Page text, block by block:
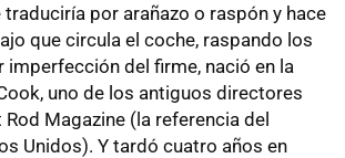
traduciría por arañazo o raspón y hace
que circula el coche, raspando los
imperfección del firme, nació en la
uno de los antiguos directores
Magazine (la referencia del
Unidos). Y tardó cuatro años en